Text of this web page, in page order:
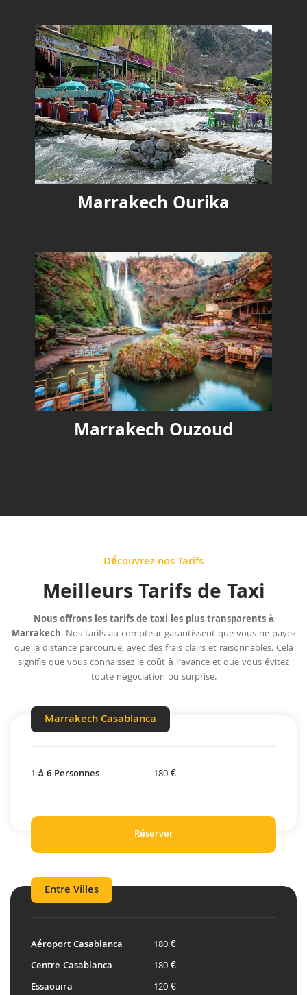
Marrakech Ourika
Marrakech Ouzoud
Découvrez nos Tarifs
Meilleurs Tarifs de Taxi
Nous offrons les tarifs de taxi les plus transparents à
Marrakech. Nos tarifs au compteur garantissent que vous ne payez
que la distance parcourue, avec des frais clairs et raisonnables. Cela
signifie que vous connaissez le coût à l’avance et que vous évitez
toute négociation ou surprise.
Marrakech Casablanca
1 à 6 Personnes 180 €
Réserver
Entre Villes
Aéroport Casablanca
Centre Casablanca
Essaouira
180 €
180 €
120 €